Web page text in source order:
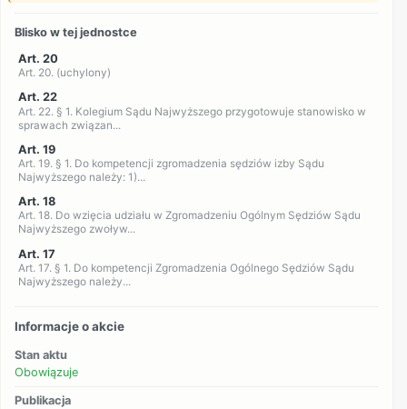
Blisko w tej jednostce
Art. 20
Art. 20. (uchylony)
Art. 22
Art. 22. § 1. Kolegium Sądu Najwyższego przygotowuje stanowisko w
sprawach związan...
Art. 19
Art. 19. § 1. Do kompetencji zgromadzenia sędziów izby Sądu
Najwyższego należy: 1)...
Art. 18
Art. 18. Do wzięcia udziału w Zgromadzeniu Ogólnym Sędziów Sądu
Najwyższego zwoływ...
Art. 17
Art. 17. § 1. Do kompetencji Zgromadzenia Ogólnego Sędziów Sądu
Najwyższego należy...
Informacje o akcie
Stan aktu
Obowiązuje
Publikacja